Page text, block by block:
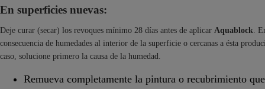
En superficies nuevas:
Deje curar (secar) los revoques mínimo 28 días antes de aplicar Aquablock .
consecuencia de humedades al interior de la superficie o cercanas a ésta
caso, solucione primero la causa de la humedad.
Remueva completamente la pintura o recubrimiento